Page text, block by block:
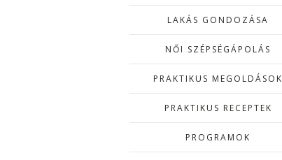
LAKÁS GONDOZÁSA
NŐI SZÉPSÉGÁPOLÁS
PRAKTIKUS MEGOLDÁSOK
PRAKTIKUS RECEPTEK
PROGRAMOK